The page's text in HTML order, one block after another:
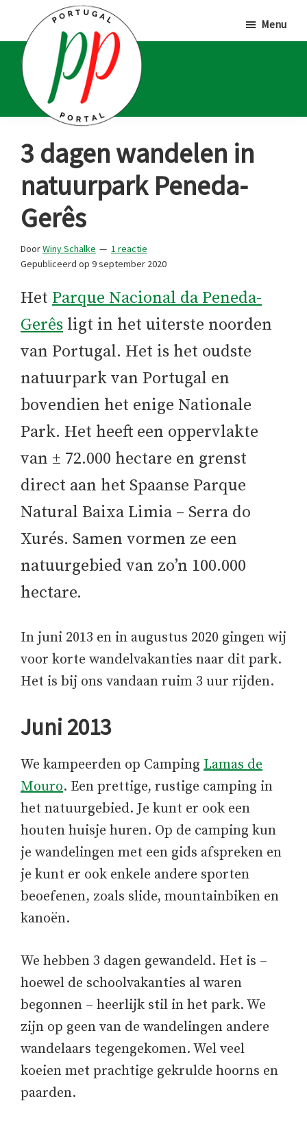
hoofd
inhoud
eerste
sidebar
voettekst
Portal
Portugalliefhebbers
en
fanaten
Menu
3 dagen wandelen in
natuurpark Peneda-
Gerês
DoorWiny Schalke
1 reactie
Gepubliceerd op 9 september 2020
Het Parque Nacional da Peneda-
Gerês ligt in het uiterste noorden
van Portugal. Het is het oudste
natuurpark van Portugal en
bovendien het enige Nationale
Park. Het heeft een oppervlakte
van ± 72.000 hectare en grenst
direct aan het Spaanse Parque
Natural Baixa Limia – Serra do
Xurés. Samen vormen ze een
natuurgebied van zo’n 100.000
hectare.
In juni 2013 en in augustus 2020 gingen wij
voor korte wandelvakanties naar dit park.
Het is bij ons vandaan ruim 3 uur rijden.
Juni 2013
We kampeerden op Camping Lamas de
Mouro. Een prettige, rustige camping in
het natuurgebied. Je kunt er ook een
houten huisje huren. Op de camping kun
je wandelingen met een gids afspreken en
je kunt er ook enkele andere sporten
beoefenen, zoals slide, mountainbiken en
kanoën.
We hebben 3 dagen gewandeld. Het is –
hoewel de schoolvakanties al waren
begonnen – heerlijk stil in het park. We
zijn op geen van de wandelingen andere
wandelaars tegengekomen. Wel veel
koeien met prachtige gekrulde hoorns en
paarden.